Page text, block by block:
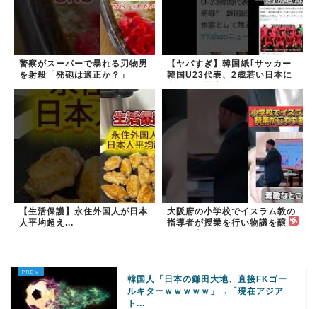
警察がスーパーで暴れる刃物男
を射殺「発砲は適正か？」
【ヤバすぎ】韓国紙｢サッカー
韓国U23代表、2歳若い日本に
【生活保護】永住外国人が日本
人平均超え...
大阪府の小学校でイスラム教の
指導者が授業を行い物議を醸
韓国人「日本の鎌田大地、直接FKゴー
ルキターｗｗｗｗｗ」→「現在アジア
ト...